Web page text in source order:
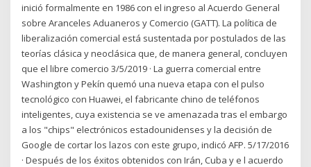
inició formalmente en 1986 con el ingreso al Acuerdo General
sobre Aranceles Aduaneros y Comercio (GATT). La política de
liberalización comercial está sustentada por postulados de las
teorías clásica y neoclásica que, de manera general, concluyen
que el libre comercio 3/5/2019 · La guerra comercial entre
Washington y Pekín quemó una nueva etapa con el pulso
tecnológico con Huawei, el fabricante chino de teléfonos
inteligentes, cuya existencia se ve amenazada tras el embargo
a los "chips" electrónicos estadounidenses y la decisión de
Google de cortar los lazos con este grupo, indicó AFP. 5/17/2016
· Después de los éxitos obtenidos con Irán, Cuba y e l acuerdo